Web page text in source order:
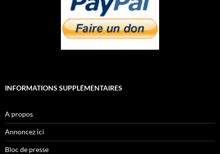
INFORMATIONS SUPPLÉMENTAIRES
A propos
Annoncez ici
Bloc de presse